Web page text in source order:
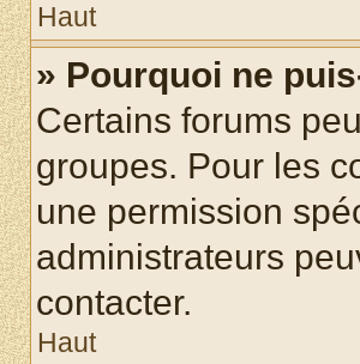
Haut
» Pourquoi ne
Certains forums
groupes. Pour les
une permission
administrateurs
contacter.
Haut